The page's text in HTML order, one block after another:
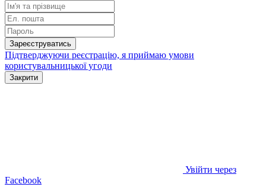
Зареєструватись
Підтверджуючи реєстрацію, я приймаю умови
користувальницької угоди
Закрити
Увійти через
Facebook